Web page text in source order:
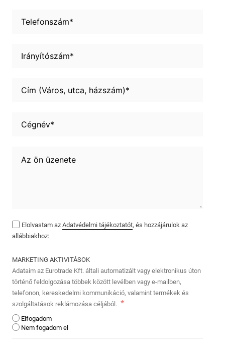
Elolvastam az Adatvédelmi tájékoztatót, és hozzájárulok az
allábbiakhoz:
MARKETING AKTIVITÁSOK
Adataim az Eurotrade Kft. általi automatizált vagy elektronikus úton
történő feldolgozása többek között levélben vagy e-mailben,
telefonon, kereskedelmi kommunikáció, valamint termékek és
szolgáltatások reklámozása céljából.
Elfogadom
Nem fogadom el